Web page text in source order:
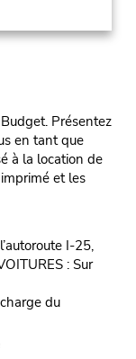
Présentez
en tant que
à la location de
et les
I-25,
: Sur
du